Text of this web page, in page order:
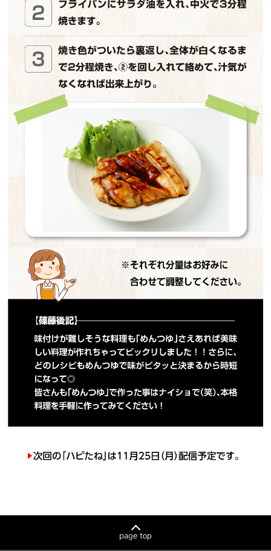
page top